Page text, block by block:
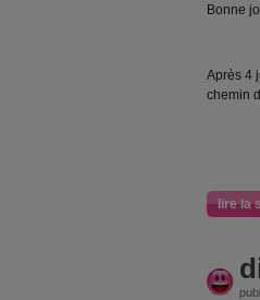
Bonne
Après 4
chemin
lire la